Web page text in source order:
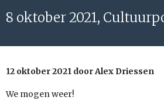
8 oktober 2021,
12 oktober 2021 door Alex Driessen
We mogen weer!